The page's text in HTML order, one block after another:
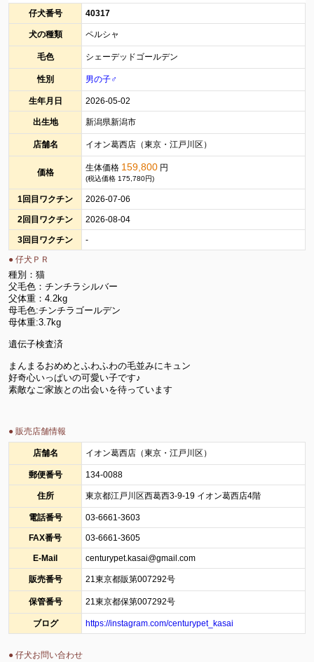
仔犬番号 40317
犬の種類 ペルシャ
毛色 シェーデッドゴールデン
性別 男の子♂
生年月日 2026-05-02
出生地 新潟県新潟市
店舗名 イオン葛西店（東京・江戸川区）
価格 生体価格 159,800 円
(税込価格 175,780円)
1回目ワクチン 2026-07-06
2回目ワクチン 2026-08-04
3回目ワクチン
-
● 仔犬ＰＲ
種別：猫
父毛色：チンチラシルバー
父体重：4.2kg
母毛色:チンチラゴールデン
母体重:3.7kg
遺伝子検査済
まんまるおめめとふわふわの毛並みにキュン
好奇心いっぱいの可愛い子です♪
素敵なご家族との出会いを待っています
● 販売店舗情報
店舗名 イオン葛西店（東京・江戸川区）
郵便番号 134-0088
住所 東京都江戸川区西葛西3-9-19 イオン葛西店4階
電話番号 03-6661-3603
FAX番号 03-6661-3605
E-Mail centurypet.kasai@gmail.com
販売番号 21東京都販第007292号
保管番号 21東京都保第007292号
ブログ https://instagram.com/centurypet_kasai
● 仔犬お問い合わせ